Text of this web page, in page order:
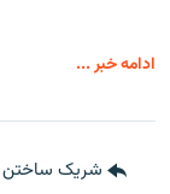
ادامه خبر ...
شریک ساختن